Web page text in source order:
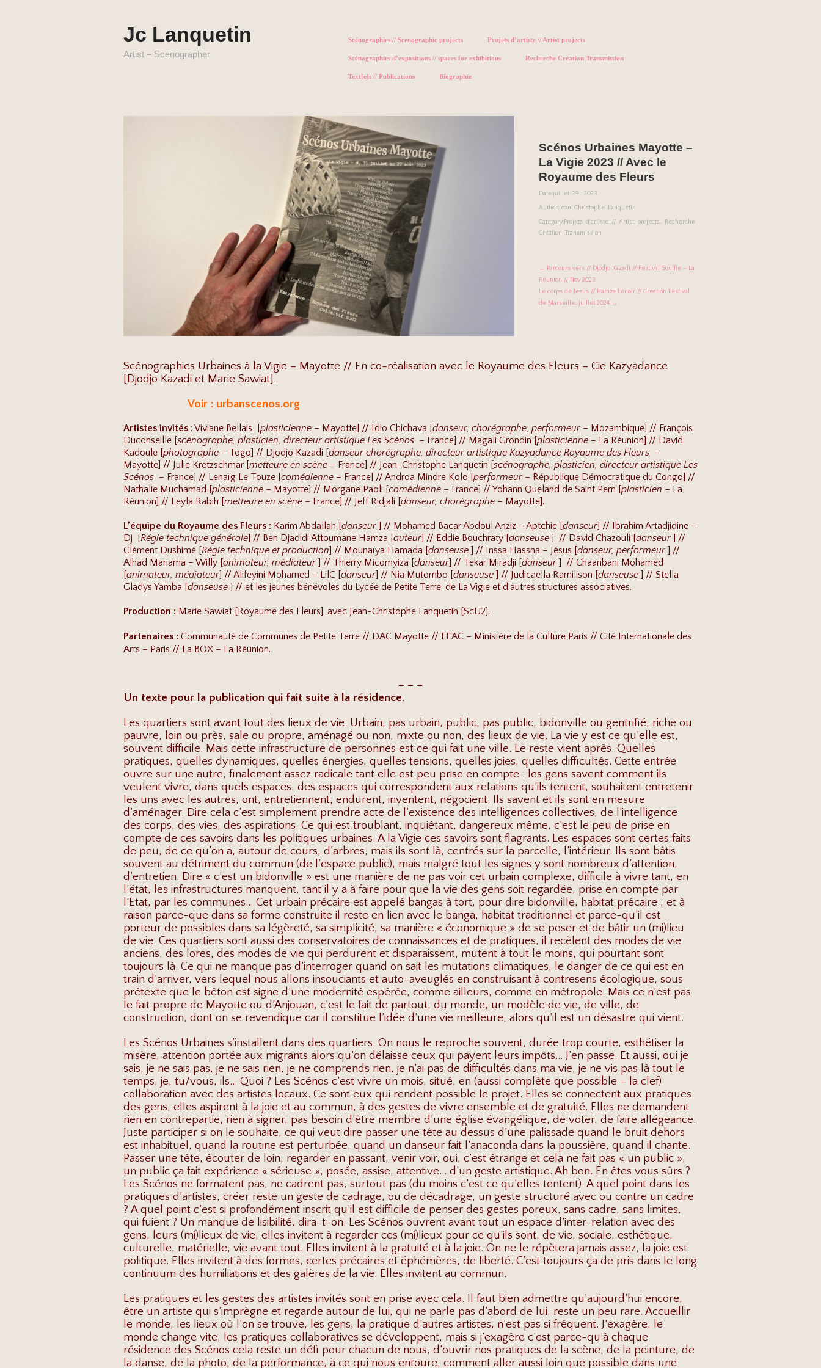
Jc Lanquetin
Artist – Scenographer
Scénographies // Scenographic projects Projets d’artiste // Artist projects
Scénographies d’expositions // spaces for exhibitions Recherche Création Transmission
Text[e]s // Publications Biographie
Scénos Urbaines Mayotte –
La Vigie 2023 // Avec le
Royaume des Fleurs
Date:juillet 29, 2023
Author:Jean Christophe Lanquetin
Category:Projets d'artiste // Artist projects, Recherche
Création Transmission
← Parcours vers // Djodjo Kazadi // Festival Souffle – La
Réunion // Nov 2023
Le corps de Jesus // Hamza Lenoir // Création Festival
de Marseille, juillet 2024 →
Scénographies Urbaines à la Vigie – Mayotte // En co-réalisation avec le Royaume des Fleurs – Cie Kazyadance
[Djodjo Kazadi et Marie Sawiat].
Voir : urbanscenos.org
Artistes invités : Viviane Bellais [ plasticienne – Mayotte] // Idio Chichava [ danseur, chorégraphe, performeur – Mozambique] // François
Duconseille [ scénographe, plasticien, directeur artistique Les Scénos – France] // Magali Grondin [ plasticienne – La Réunion] // David
Kadoule [ photographe – Togo] // Djodjo Kazadi [ danseur chorégraphe, directeur artistique Kazyadance Royaume des Fleurs –
Mayotte] // Julie Kretzschmar [ metteure en scène – France] // Jean-Christophe Lanquetin [ scénographe, plasticien, directeur artistique Les
Scénos – France] // Lenaïg Le Touze [ comédienne – France] // Androa Mindre Kolo [ performeur – République Démocratique du Congo] //
Nathalie Muchamad [ plasticienne – Mayotte] // Morgane Paoli [ comédienne – France] // Yohann Quëland de Saint Pern [ plasticien – La
Réunion] // Leyla Rabih [ metteure en scène – France] // Jeff Ridjali [ danseur, chorégraphe – Mayotte].
L’équipe du Royaume des Fleurs : Karim Abdallah [danseur ] // Mohamed Bacar Abdoul Anziz – Aptchie [danseur] // Ibrahim Artadjidine –
Dj [Régie technique générale] // Ben Djadidi Attoumane Hamza [auteur] // Eddie Bouchraty [danseuse ] // David Chazouli [danseur ] //
Clément Dushimé [Régie technique et production] // Mounaïya Hamada [danseuse ] // Inssa Hassna – Jésus [danseur, performeur ] //
Alhad Mariama – Willy [animateur, médiateur ] // Thierry Micomyiza [danseur] // Tekar Miradji [danseur ] // Chaanbani Mohamed
[animateur, médiateur] // Alifeyini Mohamed – LilC [danseur] // Nia Mutombo [danseuse ] // Judicaella Ramilison [danseuse ] // Stella
Gladys Yamba [danseuse ] // et les jeunes bénévoles du Lycée de Petite Terre, de La Vigie et d’autres structures associatives.
Production : Marie Sawiat [Royaume des Fleurs], avec Jean-Christophe Lanquetin [ScU2].
Partenaires : Communauté de Communes de Petite Terre // DAC Mayotte // FEAC – Ministère de la Culture Paris // Cité Internationale des
Arts – Paris // La BOX – La Réunion.
– – –
Un texte pour la publication qui fait suite à la résidence.
Les quartiers sont avant tout des lieux de vie. Urbain, pas urbain, public, pas public, bidonville ou gentrifié, riche ou
pauvre, loin ou près, sale ou propre, aménagé ou non, mixte ou non, des lieux de vie. La vie y est ce qu’elle est,
souvent difficile. Mais cette infrastructure de personnes est ce qui fait une ville. Le reste vient après. Quelles
pratiques, quelles dynamiques, quelles énergies, quelles tensions, quelles joies, quelles difficultés. Cette entrée
ouvre sur une autre, finalement assez radicale tant elle est peu prise en compte : les gens savent comment ils
veulent vivre, dans quels espaces, des espaces qui correspondent aux relations qu’ils tentent, souhaitent entretenir
les uns avec les autres, ont, entretiennent, endurent, inventent, négocient. Ils savent et ils sont en mesure
d’aménager. Dire cela c’est simplement prendre acte de l’existence des intelligences collectives, de l’intelligence
des corps, des vies, des aspirations. Ce qui est troublant, inquiétant, dangereux même, c’est le peu de prise en
compte de ces savoirs dans les politiques urbaines. A la Vigie ces savoirs sont flagrants. Les espaces sont certes faits
de peu, de ce qu’on a, autour de cours, d’arbres, mais ils sont là, centrés sur la parcelle, l’intérieur. Ils sont bâtis
souvent au détriment du commun (de l’espace public), mais malgré tout les signes y sont nombreux d’attention,
d’entretien. Dire « c’est un bidonville » est une manière de ne pas voir cet urbain complexe, difficile à vivre tant, en
l’état, les infrastructures manquent, tant il y a à faire pour que la vie des gens soit regardée, prise en compte par
l’Etat, par les communes… Cet urbain précaire est appelé bangas à tort, pour dire bidonville, habitat précaire ; et à
raison parce-que dans sa forme construite il reste en lien avec le banga, habitat traditionnel et parce-qu’il est
porteur de possibles dans sa légèreté, sa simplicité, sa manière « économique » de se poser et de bâtir un (mi)lieu
de vie. Ces quartiers sont aussi des conservatoires de connaissances et de pratiques, il recèlent des modes de vie
anciens, des lores, des modes de vie qui perdurent et disparaissent, mutent à tout le moins, qui pourtant sont
toujours là. Ce qui ne manque pas d’interroger quand on sait les mutations climatiques, le danger de ce qui est en
train d’arriver, vers lequel nous allons insouciants et auto-aveuglés en construisant à contresens écologique, sous
prétexte que le béton est signe d’une modernité espérée, comme ailleurs, comme en métropole. Mais ce n’est pas
le fait propre de Mayotte ou d’Anjouan, c’est le fait de partout, du monde, un modèle de vie, de ville, de
construction, dont on se revendique car il constitue l’idée d’une vie meilleure, alors qu’il est un désastre qui vient.
Les Scénos Urbaines s’installent dans des quartiers. On nous le reproche souvent, durée trop courte, esthétiser la
misère, attention portée aux migrants alors qu’on délaisse ceux qui payent leurs impôts… J’en passe. Et aussi, oui je
sais, je ne sais pas, je ne sais rien, je ne comprends rien, je n’ai pas de difficultés dans ma vie, je ne vis pas là tout le
temps, je, tu/vous, ils… Quoi ? Les Scénos c’est vivre un mois, situé, en (aussi complète que possible – la clef)
collaboration avec des artistes locaux. Ce sont eux qui rendent possible le projet. Elles se connectent aux pratiques
des gens, elles aspirent à la joie et au commun, à des gestes de vivre ensemble et de gratuité. Elles ne demandent
rien en contrepartie, rien à signer, pas besoin d’être membre d’une église évangélique, de voter, de faire allégeance.
Juste participer si on le souhaite, ce qui veut dire passer une tête au dessus d’une palissade quand le bruit dehors
est inhabituel, quand la routine est perturbée, quand un danseur fait l’anaconda dans la poussière, quand il chante.
Passer une tête, écouter de loin, regarder en passant, venir voir, oui, c’est étrange et cela ne fait pas « un public »,
un public ça fait expérience « sérieuse », posée, assise, attentive… d’un geste artistique. Ah bon. En êtes vous sûrs ?
Les Scénos ne formatent pas, ne cadrent pas, surtout pas (du moins c’est ce qu’elles tentent). A quel point dans les
pratiques d’artistes, créer reste un geste de cadrage, ou de décadrage, un geste structuré avec ou contre un cadre
? A quel point c’est si profondément inscrit qu’il est difficile de penser des gestes poreux, sans cadre, sans limites,
qui fuient ? Un manque de lisibilité, dira-t-on. Les Scénos ouvrent avant tout un espace d’inter-relation avec des
gens, leurs (mi)lieux de vie, elles invitent à regarder ces (mi)lieux pour ce qu’ils sont, de vie, sociale, esthétique,
culturelle, matérielle, vie avant tout. Elles invitent à la gratuité et à la joie. On ne le répètera jamais assez, la joie est
politique. Elles invitent à des formes, certes précaires et éphémères, de liberté. C’est toujours ça de pris dans le long
continuum des humiliations et des galères de la vie. Elles invitent au commun.
Les pratiques et les gestes des artistes invités sont en prise avec cela. Il faut bien admettre qu’aujourd’hui encore,
être un artiste qui s’imprègne et regarde autour de lui, qui ne parle pas d’abord de lui, reste un peu rare. Accueillir
le monde, les lieux où l’on se trouve, les gens, la pratique d’autres artistes, n’est pas si fréquent. J’exagère, le
monde change vite, les pratiques collaboratives se développent, mais si j’exagère c’est parce-qu’à chaque
résidence des Scénos cela reste un défi pour chacun de nous, d’ouvrir nos pratiques de la scène, de la peinture, de
la danse, de la photo, de la performance, à ce qui nous entoure, comment aller aussi loin que possible dans une